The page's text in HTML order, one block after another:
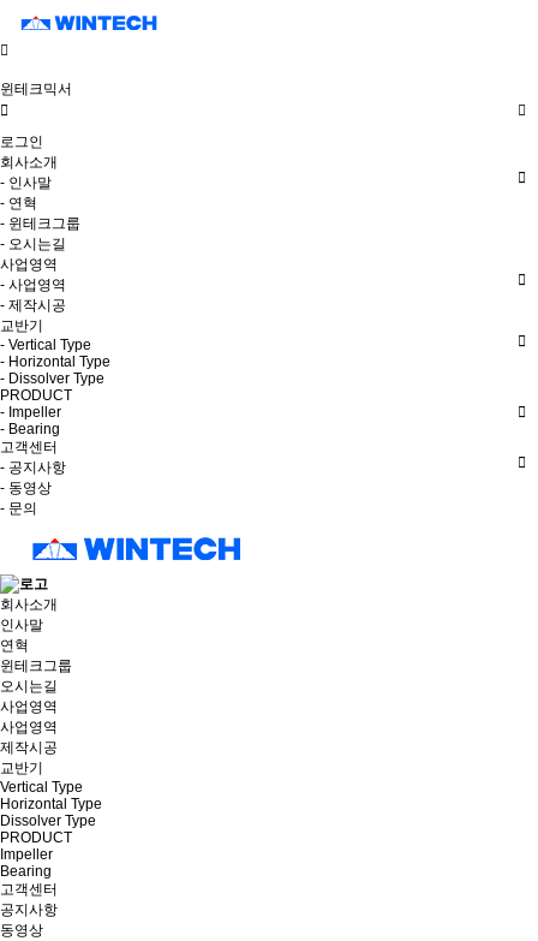
윈테크믹서
로그인
회사소개
- 인사말
- 연혁
- 윈테크그룹
- 오시는길
사업영역
- 사업영역
- 제작시공
교반기
- Vertical Type
- Horizontal Type
- Dissolver Type
PRODUCT
- Impeller
- Bearing
고객센터
- 공지사항
- 동영상
- 문의
회사소개
인사말
연혁
윈테크그룹
오시는길
사업영역
사업영역
제작시공
교반기
Vertical Type
Horizontal Type
Dissolver Type
PRODUCT
Impeller
Bearing
고객센터
공지사항
동영상